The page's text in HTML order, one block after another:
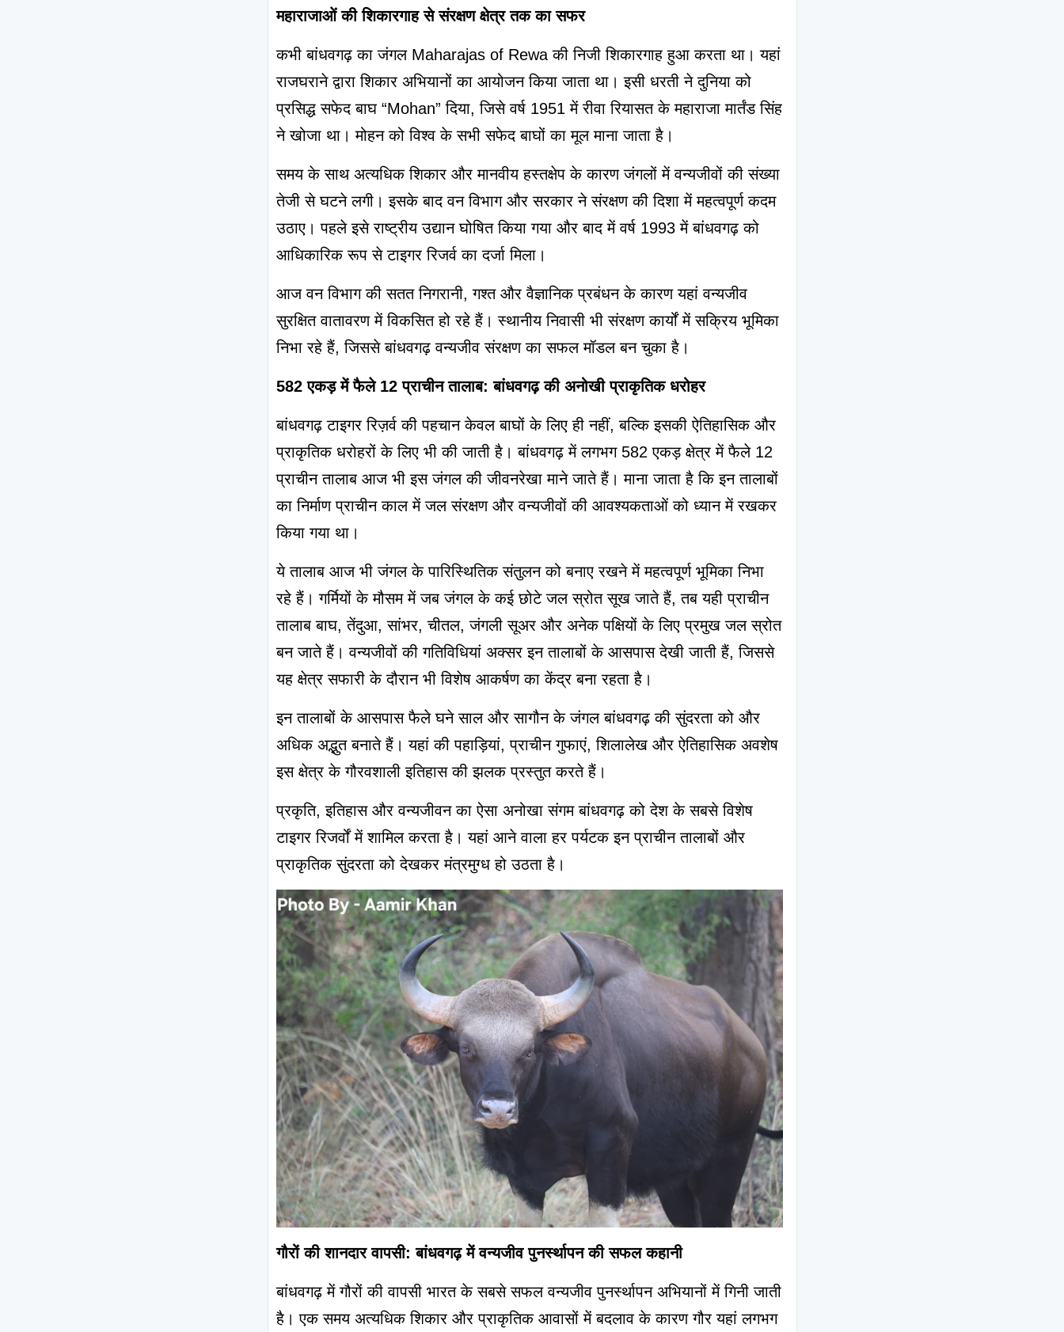
महाराजाओं की शिकारगाह से संरक्षण क्षेत्र तक का सफर
कभी बांधवगढ़ का जंगल Maharajas of Rewa की निजी शिकारगाह हुआ करता था। यहां
राजघराने द्वारा शिकार अभियानों का आयोजन किया जाता था। इसी धरती ने दुनिया को
प्रसिद्ध सफेद बाघ “Mohan” दिया, जिसे वर्ष 1951 में रीवा रियासत के महाराजा मार्तंड सिंह
ने खोजा था। मोहन को विश्व के सभी सफेद बाघों का मूल माना जाता है।
समय के साथ अत्यधिक शिकार और मानवीय हस्तक्षेप के कारण जंगलों में वन्यजीवों की संख्या
तेजी से घटने लगी। इसके बाद वन विभाग और सरकार ने संरक्षण की दिशा में महत्वपूर्ण कदम
उठाए। पहले इसे राष्ट्रीय उद्यान घोषित किया गया और बाद में वर्ष 1993 में बांधवगढ़ को
आधिकारिक रूप से टाइगर रिजर्व का दर्जा मिला।
आज वन विभाग की सतत निगरानी, गश्त और वैज्ञानिक प्रबंधन के कारण यहां वन्यजीव
सुरक्षित वातावरण में विकसित हो रहे हैं। स्थानीय निवासी भी संरक्षण कार्यों में सक्रिय भूमिका
निभा रहे हैं, जिससे बांधवगढ़ वन्यजीव संरक्षण का सफल मॉडल बन चुका है।
582 एकड़ में फैले 12 प्राचीन तालाब: बांधवगढ़ की अनोखी प्राकृतिक धरोहर
बांधवगढ़ टाइगर रिज़र्व की पहचान केवल बाघों के लिए ही नहीं, बल्कि इसकी ऐतिहासिक और
प्राकृतिक धरोहरों के लिए भी की जाती है। बांधवगढ़ में लगभग 582 एकड़ क्षेत्र में फैले 12
प्राचीन तालाब आज भी इस जंगल की जीवनरेखा माने जाते हैं। माना जाता है कि इन तालाबों
का निर्माण प्राचीन काल में जल संरक्षण और वन्यजीवों की आवश्यकताओं को ध्यान में रखकर
किया गया था।
ये तालाब आज भी जंगल के पारिस्थितिक संतुलन को बनाए रखने में महत्वपूर्ण भूमिका निभा
रहे हैं। गर्मियों के मौसम में जब जंगल के कई छोटे जल स्रोत सूख जाते हैं, तब यही प्राचीन
तालाब बाघ, तेंदुआ, सांभर, चीतल, जंगली सूअर और अनेक पक्षियों के लिए प्रमुख जल स्रोत
बन जाते हैं। वन्यजीवों की गतिविधियां अक्सर इन तालाबों के आसपास देखी जाती हैं, जिससे
यह क्षेत्र सफारी के दौरान भी विशेष आकर्षण का केंद्र बना रहता है।
इन तालाबों के आसपास फैले घने साल और सागौन के जंगल बांधवगढ़ की सुंदरता को और
अधिक अद्भुत बनाते हैं। यहां की पहाड़ियां, प्राचीन गुफाएं, शिलालेख और ऐतिहासिक अवशेष
इस क्षेत्र के गौरवशाली इतिहास की झलक प्रस्तुत करते हैं।
प्रकृति, इतिहास और वन्यजीवन का ऐसा अनोखा संगम बांधवगढ़ को देश के सबसे विशेष
टाइगर रिजर्वों में शामिल करता है। यहां आने वाला हर पर्यटक इन प्राचीन तालाबों और
प्राकृतिक सुंदरता को देखकर मंत्रमुग्ध हो उठता है।
गौरों की शानदार वापसी: बांधवगढ़ में वन्यजीव पुनर्स्थापन की सफल कहानी
बांधवगढ़ में गौरों की वापसी भारत के सबसे सफल वन्यजीव पुनर्स्थापन अभियानों में गिनी जाती
है। एक समय अत्यधिक शिकार और प्राकृतिक आवासों में बदलाव के कारण गौर यहां लगभग